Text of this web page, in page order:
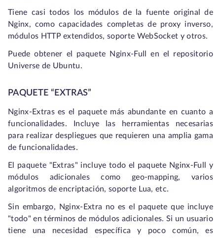
Tiene casi todos los módulos de la fuente original de
Nginx, como capacidades completas de proxy inverso,
módulos HTTP extendidos, soporte WebSocket y otros.
Puede obtener el paquete Nginx-Full en el repositorio
Universe de Ubuntu.
PAQUETE “EXTRAS”
Nginx-Extras es el paquete más abundante en cuanto a
funcionalidades. Incluye las herramientas necesarias
para realizar despliegues que requieren una amplia gama
de funcionalidades.
El paquete "Extras" incluye todo el paquete Nginx-Full y
módulos adicionales como geo-mapping, varios
algoritmos de encriptación, soporte Lua, etc.
Sin embargo, Nginx-Extra no es el paquete que incluye
"todo" en términos de módulos adicionales. Si un usuario
tiene una necesidad específica y poco común, es